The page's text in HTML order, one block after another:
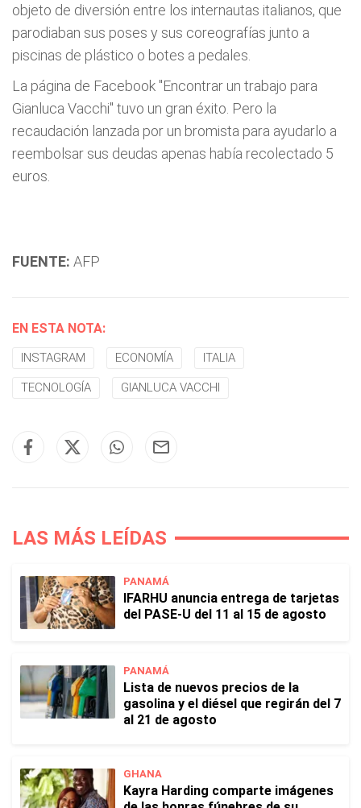
objeto de diversión entre los internautas italianos, que
parodiaban sus poses y sus coreografías junto a
piscinas de plástico o botes a pedales.
La página de Facebook "Encontrar un trabajo para
Gianluca Vacchi" tuvo un gran éxito. Pero la
recaudación lanzada por un bromista para ayudarlo a
reembolsar sus deudas apenas había recolectado 5
euros.
FUENTE: AFP
EN ESTA NOTA:
INSTAGRAM ECONOMÍA ITALIA
TECNOLOGÍA GIANLUCA VACCHI
LAS MÁS LEÍDAS
PANAMÁ
IFARHU anuncia entrega de tarjetas
del PASE-U del 11 al 15 de agosto
PANAMÁ
Lista de nuevos precios de la
gasolina y el diésel que regirán del 7
al 21 de agosto
GHANA
Kayra Harding comparte imágenes